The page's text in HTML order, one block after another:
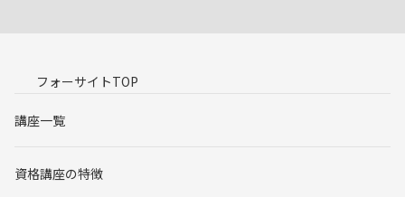
フォーサイトTOP
講座一覧
資格講座の特徴